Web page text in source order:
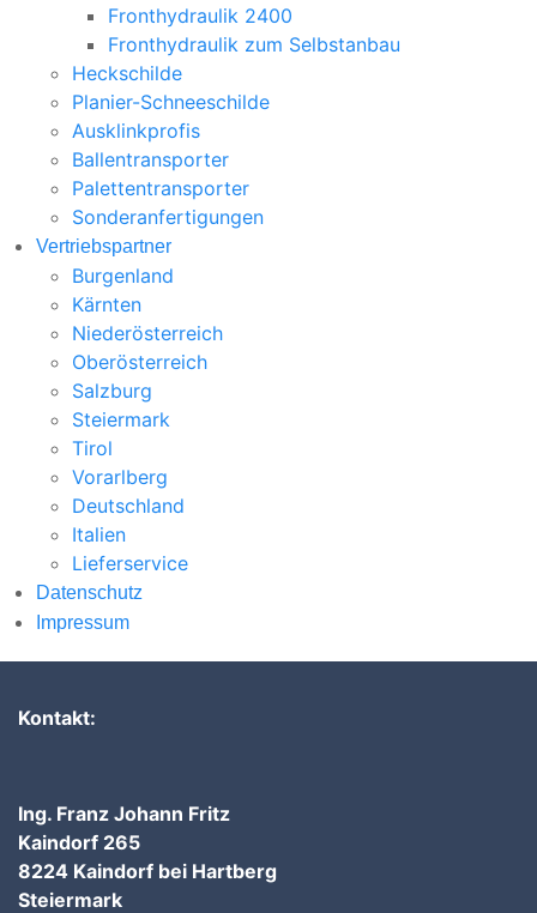
Fronthydraulik 2400
Fronthydraulik zum Selbstanbau
Heckschilde
Planier-Schneeschilde
Ausklinkprofis
Ballentransporter
Palettentransporter
Sonderanfertigungen
Vertriebspartner
Burgenland
Kärnten
Niederösterreich
Oberösterreich
Salzburg
Steiermark
Tirol
Vorarlberg
Deutschland
Italien
Lieferservice
Datenschutz
Impressum
Kontakt:
Ing. Franz Johann Fritz
Kaindorf 265
8224 Kaindorf bei Hartberg
Steiermark